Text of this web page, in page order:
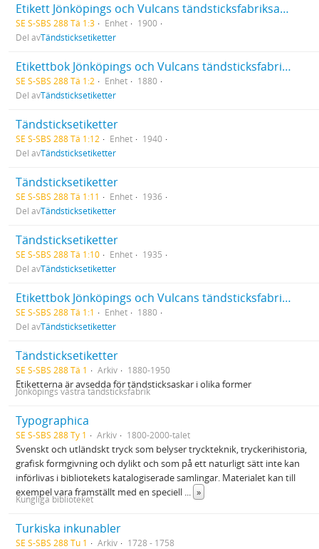
Etikett Jönköpings och Vulcans tändsticksfabriksaktiebolag 3541-5955
SE S-SBS 288 Tä 1:3 Enhet
1900
Del avTändsticksetiketter
Etikettbok Jönköpings och Vulcans tändsticksfabriksaktiebolag 1507-3540
SE S-SBS 288 Tä 1:2 Enhet
1880
Del avTändsticksetiketter
Tändsticksetiketter
SE S-SBS 288 Tä 1:12 Enhet
1940
Del avTändsticksetiketter
Tändsticksetiketter
SE S-SBS 288 Tä 1:11 Enhet
1936
Del avTändsticksetiketter
Tändsticksetiketter
SE S-SBS 288 Tä 1:10 Enhet
1935
Del avTändsticksetiketter
Etikettbok Jönköpings och Vulcans tändsticksfabriksaktiebolag 1-1506
SE S-SBS 288 Tä 1:1 Enhet
1880
Del avTändsticksetiketter
Tändsticksetiketter
SE S-SBS 288 Tä 1 Arkiv 1880-1950
Etiketterna är avsedda för tändsticksaskar i olika former
Jönköpings västra tändsticksfabrik
Typographica
SE S-SBS 288 Ty 1 Arkiv 1800-2000-talet
Svenskt och utländskt tryck som belyser tryckteknik, tryckerihistoria,
grafisk formgivning och dylikt och som på ett naturligt sätt inte kan
införlivas i bibliotekets katalogiserade samlingar. Materialet kan till
exempel vara framställt med en speciell ... »
Kungliga biblioteket
Turkiska inkunabler
SE S-SBS 288 Tu 1 Arkiv 1728 - 1758